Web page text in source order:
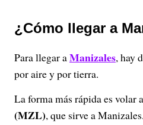
¿Cómo llegar a
Para llegar aManizales, hay
por aire y por tierra.
La forma más rápida es volar
(MZL), que sirve a